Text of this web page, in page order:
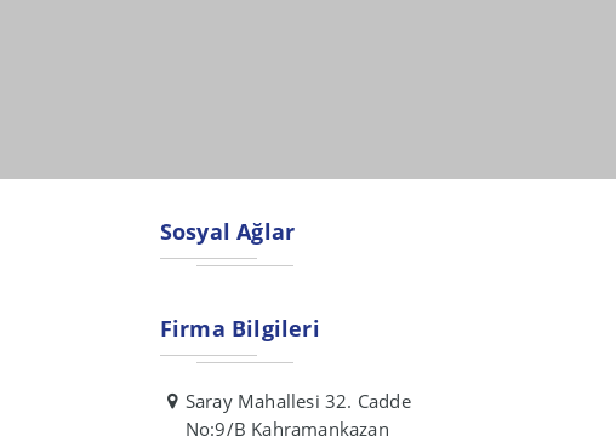
Sosyal Ağlar
Firma Bilgileri
Saray Mahallesi 32. Cadde
No:9/B Kahramankazan